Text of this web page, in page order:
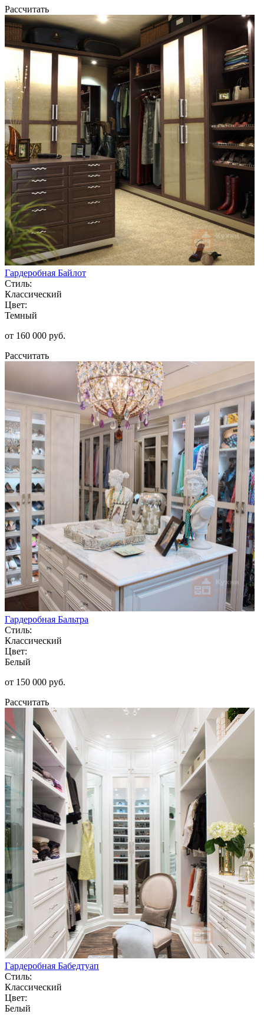
Рассчитать
Гардеробная Байлот
Стиль:
Классический
Цвет:
Темный
от 160 000 руб.
Рассчитать
Гардеробная Бальтра
Стиль:
Классический
Цвет:
Белый
от 150 000 руб.
Рассчитать
Гардеробная Бабедтуап
Стиль:
Классический
Цвет:
Белый